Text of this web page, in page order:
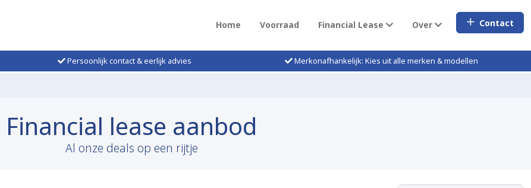
Home Voorraad Financial Lease Over Contact
Persoonlijk contact & eerlijk advies Merkonafhankelijk: Kies uit alle merken & modellen
Financial lease aanbod
Al onze deals op een rijtje